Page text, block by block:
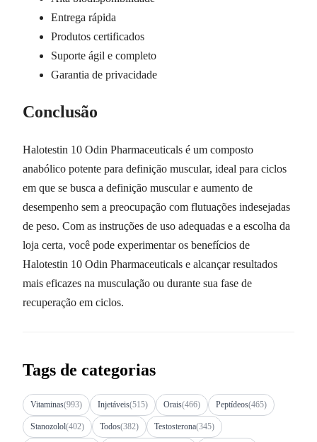
Entrega rápida
Produtos certificados
Suporte ágil e completo
Garantia de privacidade
Conclusão
Halotestin 10 Odin Pharmaceuticals é um composto
anabólico potente para definição muscular, ideal para ciclos
em que se busca a definição muscular e aumento de
desempenho sem a preocupação com flutuações indesejadas
de peso. Com as instruções de uso adequadas e a escolha da
loja certa, você pode experimentar os benefícios de
Halotestin 10 Odin Pharmaceuticals e alcançar resultados
mais eficazes na musculação ou durante sua fase de
recuperação em ciclos.
Tags de categorias
Vitaminas(993) Injetáveis(515) Orais(466) Peptídeos(465)
Stanozolol(402) Todos(382) Testosterona(345)